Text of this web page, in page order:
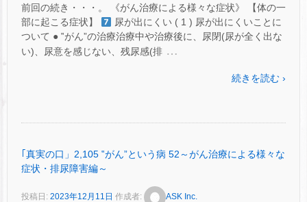
前回の続き・・・。 《がん治療による様々な症状》 【体の一
部に起こる症状】
尿が出にくい ( 1 ) 尿が出にくいことに
ついて ● ‟がん”の治療治療中や治療後に、尿閉(尿が全く出な
い)、尿意を感じない、残尿感(排 …
続きを読む ›
｢真実の口」2,105 ‟がん”という病 52～がん治療による様々な
症状・排尿障害編～
投稿日: 2023年12月11日 作成者: ASK Inc.